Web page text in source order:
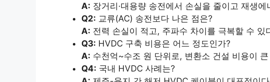
A: 장거리·대용량 송전에서 손실을 줄이고 재생
Q2: 교류(AC) 송전보다 나은 점은?
A: 전력 손실이 적고, 주파수 차이를 극복할 수 있
Q3: HVDC 구축 비용은 어느 정도인가?
A: 수천억~수조 원 단위로, 변환소 건설 비용이
Q4: 국내 HVDC 사례는?